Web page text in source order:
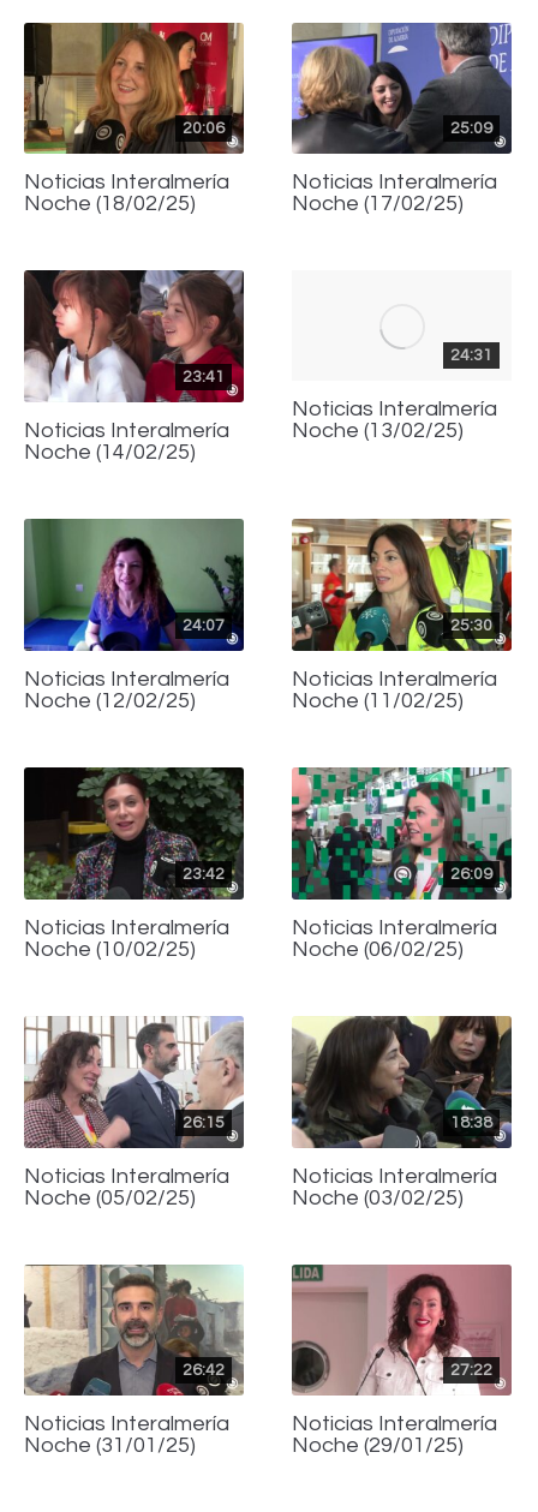
20:06
Noticias Interalmería
Noche (18/02/25)
25:09
Noticias Interalmería
Noche (17/02/25)
23:41
Noticias Interalmería
Noche (14/02/25)
24:31
Noticias Interalmería
Noche (13/02/25)
24:07
Noticias Interalmería
Noche (12/02/25)
25:30
Noticias Interalmería
Noche (11/02/25)
23:42
Noticias Interalmería
Noche (10/02/25)
26:09
Noticias Interalmería
Noche (06/02/25)
26:15
Noticias Interalmería
Noche (05/02/25)
18:38
Noticias Interalmería
Noche (03/02/25)
26:42
Noticias Interalmería
Noche (31/01/25)
27:22
Noticias Interalmería
Noche (29/01/25)